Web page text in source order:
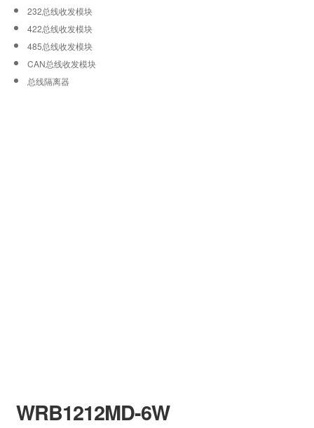
WRB1212MD-6W
232总线收发模块
422总线收发模块
485总线收发模块
CAN总线收发模块
总线隔离器